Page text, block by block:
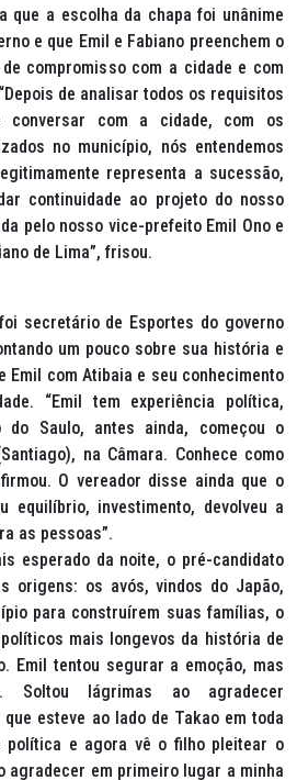
que a escolha da chapa foi unânime
e que Emil e Fabiano preenchem o
compromisso com a cidade e com
de analisar todos os requisitos
conversar com a cidade, com os
no município, nós entendemos
representa a sucessão,
continuidade ao projeto do nosso
pelo nosso vice-prefeito Emil Ono e
de Lima”, frisou.
secretário de Esportes do governo
um pouco sobre sua história e
Emil com Atibaia e seu conhecimento
“Emil tem experiência política,
do Saulo, antes ainda, começou o
na Câmara. Conhece como
O vereador disse ainda que o
equilíbrio, investimento, devolveu a
as pessoas”.
esperado da noite, o pré-candidato
origens: os avós, vindos do Japão,
para construírem suas famílias, o
mais longevos da história de
Emil tentou segurar a emoção, mas
lágrimas ao agradecer
esteve ao lado de Takao em toda
política e agora vê o filho pleitear o
agradecer em primeiro lugar a minha